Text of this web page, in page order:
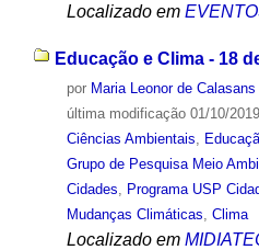
Localizado em
Educação e Clima - 18
por Maria Leonor de Calasans
última modificação01/10/
Ciências Ambientais
Grupo de Pesquisa Meio
Cidades
Programa USP
Mudanças Climáticas Clima
Localizado em